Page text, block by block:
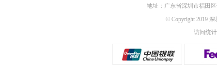
地址：广东省深圳市福田
© Copyright 2019
访问统